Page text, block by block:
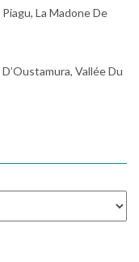
La Madone De
Vallée Du